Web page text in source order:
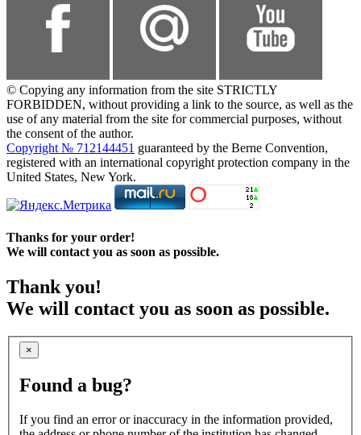
© Copying any information from the site STRICTLY
FORBIDDEN, without providing a link to the source, as well as the
use of any material from the site for commercial purposes, without
the consent of the author.
Copyright № 712144451 guaranteed by the Berne Convention,
registered with an international copyright protection company in the
United States, New York.
Thanks for your order!
We will contact you as soon as possible.
Thank you!
We will contact you as soon as possible.
×
Found a bug?
If you find an error or inaccuracy in the information provided,